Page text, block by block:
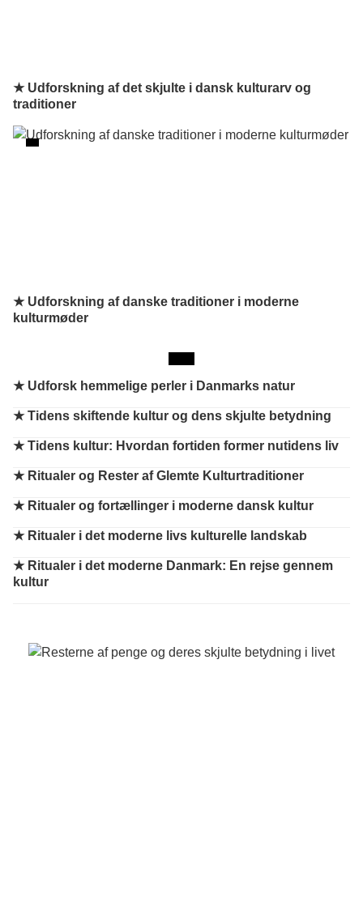
★ Udforskning af det skjulte i dansk kulturarv og
traditioner
★ Udforskning af danske traditioner i moderne
kulturmøder
★ Udforsk hemmelige perler i Danmarks natur
★Tidens skiftende kultur og dens skjulte betydning
★Tidens kultur: Hvordan fortiden former nutidens liv
★ Ritualer og Rester af Glemte Kulturtraditioner
★ Ritualer og fortællinger i moderne dansk kultur
★ Ritualer i det moderne livs kulturelle landskab
★ Ritualer i det moderne Danmark: En rejse gennem
kultur